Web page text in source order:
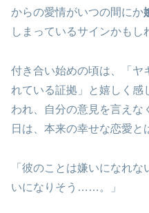
からの愛情がいつの間にか
しまっているサインかもし
付き合い始めの頃は、「ヤ
れている証拠」と嬉しく感
われ、自分の意見を言えな
日は、本来の幸せな恋愛と
「彼のことは嫌いになれ
いになりそう……。」